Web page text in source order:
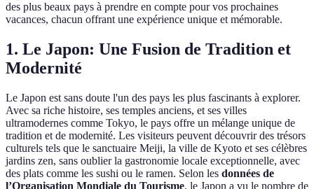
des plus beaux pays à prendre en compte pour vos prochaines
vacances, chacun offrant une expérience unique et mémorable.
1. Le Japon: Une Fusion de Tradition et
Modernité
Le Japon est sans doute l'un des pays les plus fascinants à explorer.
Avec sa riche histoire, ses temples anciens, et ses villes
ultramodernes comme Tokyo, le pays offre un mélange unique de
tradition et de modernité. Les visiteurs peuvent découvrir des trésors
culturels tels que le sanctuaire Meiji, la ville de Kyoto et ses célèbres
jardins zen, sans oublier la gastronomie locale exceptionnelle, avec
des plats comme les sushi ou le ramen. Selon les données de
l’Organisation Mondiale du Tourisme, le Japon a vu le nombre de